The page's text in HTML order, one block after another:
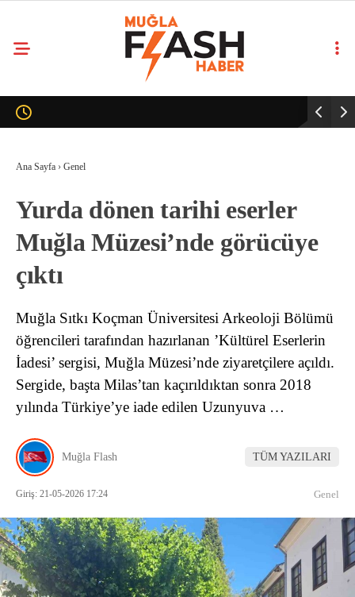
Ana Sayfa › Genel
Yurda dönen tarihi eserler
Muğla Müzesi’nde görücüye
çıktı
Muğla Sıtkı Koçman Üniversitesi Arkeoloji Bölümü
öğrencileri tarafından hazırlanan ’Kültürel Eserlerin
İadesi’ sergisi, Muğla Müzesi’nde ziyaretçilere açıldı.
Sergide, başta Milas’tan kaçırıldıktan sonra 2018
yılında Türkiye’ye iade edilen Uzunyuva …
Muğla Flash TÜM YAZILARI
Giriş: 21-05-2026 17:24 Genel